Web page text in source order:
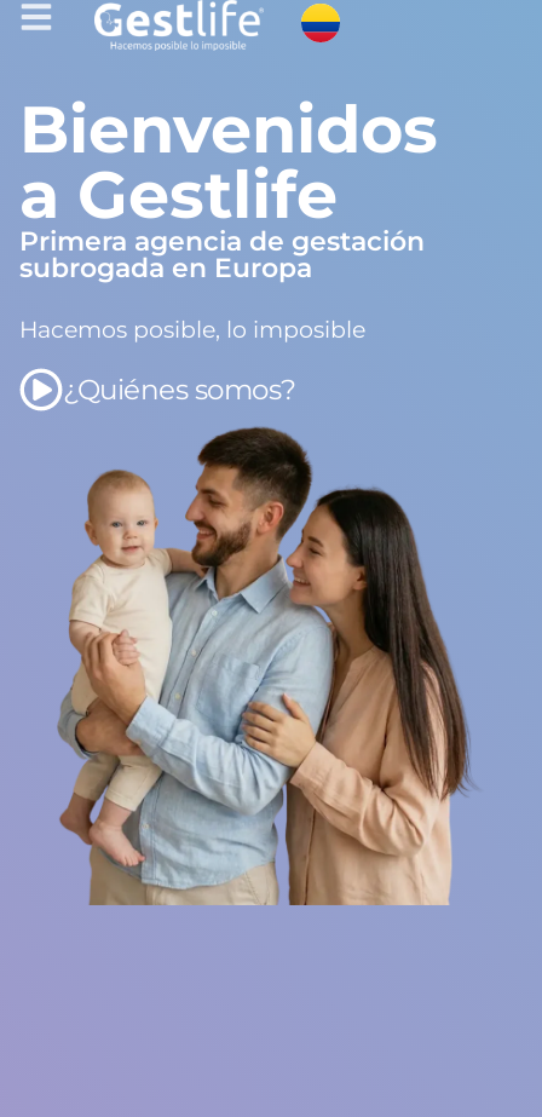
Bienvenidos
a Gestlife
Primera agencia de gestación
subrogada en Europa
Hacemos posible, lo imposible
¿Quiénes somos?